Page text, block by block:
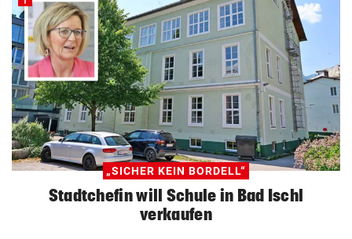
„SICHER KEIN BORDELL“
Stadtchefin will Schule in Bad Ischl
verkaufen